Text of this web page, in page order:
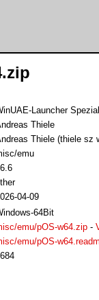
Launcher Spezial
Thiele
Thiele (thiele sz
emu
04-09
64Bit
emu/pOS-w64.zip -
emu/pOS-